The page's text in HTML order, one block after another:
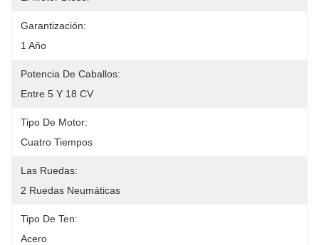
Garantización:
1 Año
Potencia De Caballos:
Entre 5 Y 18 CV
Tipo De Motor:
Cuatro Tiempos
Las Ruedas:
2 Ruedas Neumáticas
Tipo De Ten:
Acero